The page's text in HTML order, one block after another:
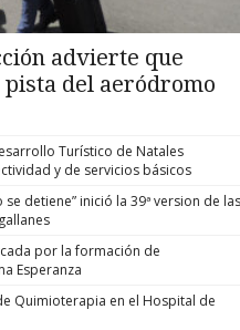
advierte que
del aeródromo
Turístico de Natales
y de servicios básicos
detiene” inició la 39ª version de las
por la formación de
Esperanza
Quimioterapia en el Hospital de